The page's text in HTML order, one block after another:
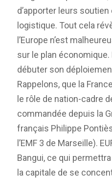
d’apporter leurs
logistique. Tout cela
l’Europe n’est
sur le plan économique.
débuter son
Rappelons, que la
le rôle de nation-cadre
commandée depuis la
français Philippe
l’EMF 3 de Marseille).
Bangui, ce qui
la capitale de se